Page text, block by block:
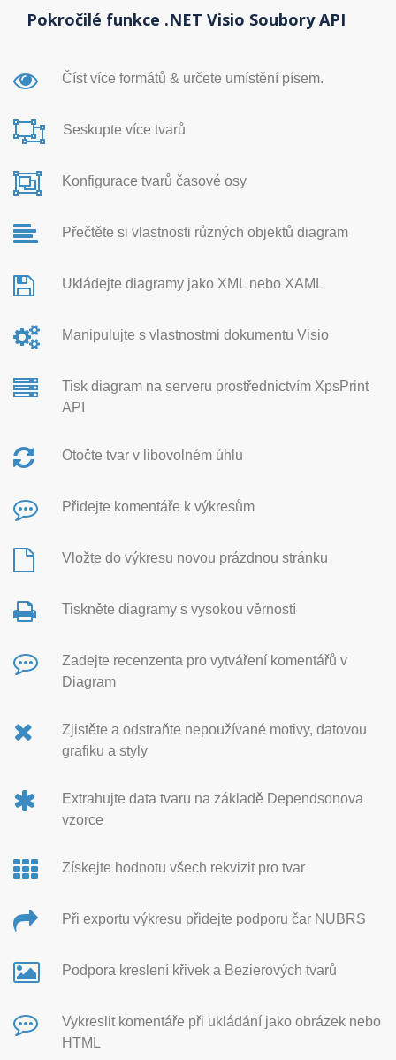
Pokročilé funkce .NET Visio Soubory API
Číst více formátů & určete umístění písem.
Seskupte více tvarů
Konfigurace tvarů časové osy
Přečtěte si vlastnosti různých objektů diagram
Ukládejte diagramy jako XML nebo XAML
Manipulujte s vlastnostmi dokumentu Visio
Tisk diagram na serveru prostřednictvím XpsPrint
API
Otočte tvar v libovolném úhlu
Přidejte komentáře k výkresům
Vložte do výkresu novou prázdnou stránku
Tiskněte diagramy s vysokou věrností
Zadejte recenzenta pro vytváření komentářů v
Diagram
Zjistěte a odstraňte nepoužívané motivy, datovou
grafiku a styly
Extrahujte data tvaru na základě Dependsonova
vzorce
Získejte hodnotu všech rekvizit pro tvar
Při exportu výkresu přidejte podporu čar NUBRS
Podpora kreslení křivek a Bezierových tvarů
Vykreslit komentáře při ukládání jako obrázek nebo
HTML